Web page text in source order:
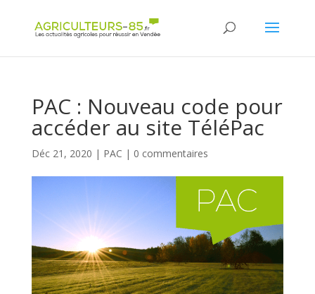
PAC : Nouveau code pour
accéder au site TéléPac
Déc 21, 2020 | PAC | 0 commentaires